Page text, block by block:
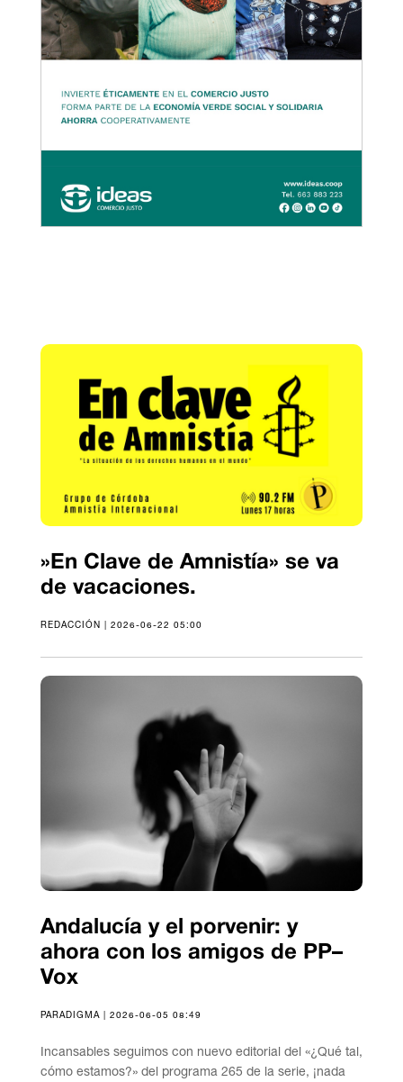
»En Clave de Amnistía» se va
de vacaciones.
REDACCIÓN | 2026-06-22 05:00
Andalucía y el porvenir: y
ahora con los amigos de PP–
Vox
PARADIGMA | 2026-06-05 08:49
Incansables seguimos con nuevo editorial del «¿Qué tal,
cómo estamos?» del programa 265 de la serie, ¡nada